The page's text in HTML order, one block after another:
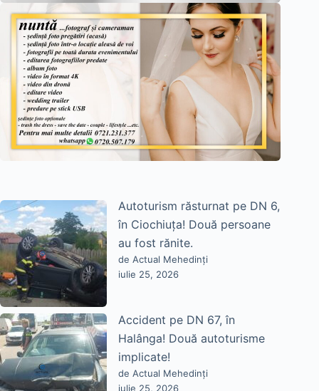
Autoturism răsturnat pe DN 6,
în Ciochiuța! Două persoane
au fost rănite.
de Actual Mehedinți
iulie 25, 2026
Accident pe DN 67, în
Halânga! Două autoturisme
implicate!
de Actual Mehedinți
iulie 25, 2026